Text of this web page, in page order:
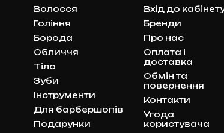
Волосся
Гоління
Борода
Обличчя
Тіло
Зуби
Інструменти
Для барбершопів
Подарунки
Вхід до
Бренди
Про нас
Оплата і
доставка
Обмін та
повернення
Контакти
Угода
користувача